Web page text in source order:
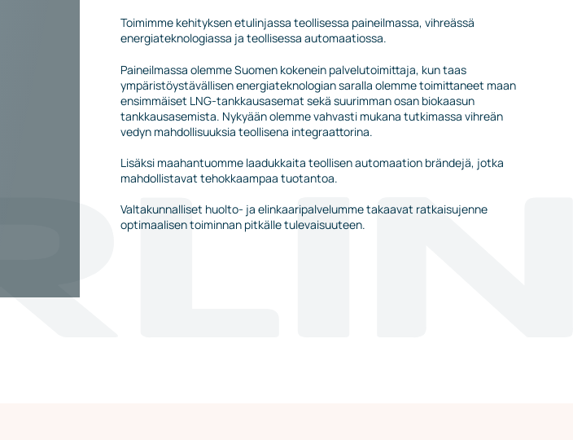
Toimimme kehityksen etulinjassa teollisessa paineilmassa, vihreässä
energiateknologiassa ja teollisessa automaatiossa.
Paineilmassa olemme Suomen kokenein palvelutoimittaja, kun taas
ympäristöystävällisen energiateknologian saralla olemme toimittaneet maan
ensimmäiset LNG-tankkausasemat sekä suurimman osan biokaasun
tankkausasemista. Nykyään olemme vahvasti mukana tutkimassa vihreän
vedyn mahdollisuuksia teollisena integraattorina.
Lisäksi maahantuomme laadukkaita teollisen automaation brändejä, jotka
mahdollistavat tehokkaampaa tuotantoa.
Valtakunnalliset huolto- ja elinkaaripalvelumme takaavat ratkaisujenne
optimaalisen toiminnan pitkälle tulevaisuuteen.